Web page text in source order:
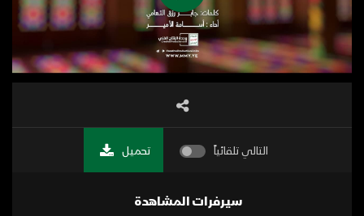
التالي تلقائياً تحميل
سيرفرات المشاهدة